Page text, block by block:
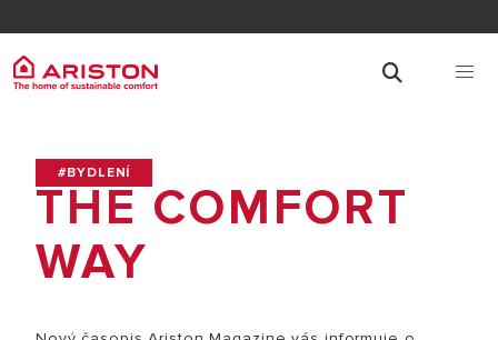
#BYDLENÍ
THE COMFORT
WAY